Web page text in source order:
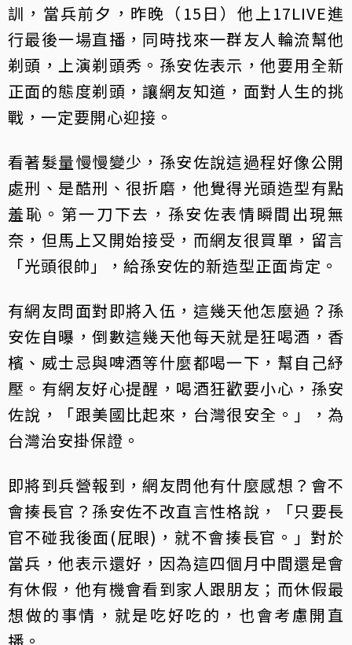
訓，當兵前夕，昨晚（15日）他上17LIVE進
行最後一場直播，同時找來一群友人輪流幫他
剃頭，上演剃頭秀。孫安佐表示，他要用全新
正面的態度剃頭，讓網友知道，面對人生的挑
戰，一定要開心迎接。
看著髮量慢慢變少，孫安佐說這過程好像公開
處刑、是酷刑、很折磨，他覺得光頭造型有點
羞恥。第一刀下去，孫安佐表情瞬間出現無
奈，但馬上又開始接受，而網友很買單，留言
「光頭很帥」，給孫安佐的新造型正面肯定。
有網友問面對即將入伍，這幾天他怎麼過？孫
安佐自曝，倒數這幾天他每天就是狂喝酒，香
檳、威士忌與啤酒等什麼都喝一下，幫自己紓
壓。有網友好心提醒，喝酒狂歡要小心，孫安
佐說，「跟美國比起來，台灣很安全。」，為
台灣治安掛保證。
即將到兵營報到，網友問他有什麼感想？會不
會揍長官？孫安佐不改直言性格說，「只要長
官不碰我後面(屁眼)，就不會揍長官。」對於
當兵，他表示還好，因為這四個月中間還是會
有休假，他有機會看到家人跟朋友；而休假最
想做的事情，就是吃好吃的，也會考慮開直
播。